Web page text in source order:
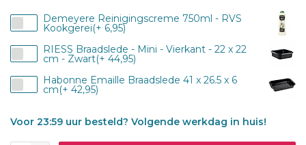
Demeyere Reinigingscreme 750ml - RVS
Kookgerei(+ 6,95)
RIESS Braadslede - Mini - Vierkant - 22 x 22
cm - Zwart(+ 44,95)
Habonne Emaille Braadslede 41 x 26.5 x 6
cm(+ 42,95)
Voor 23:59 uur besteld? Volgende werkdag in huis!